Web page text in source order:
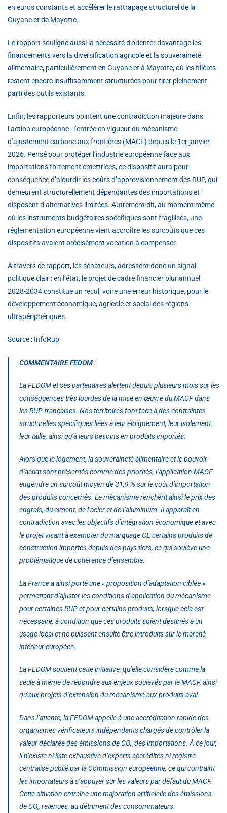
en euros constants et accélérer le rattrapage structurel de la
Guyane et de Mayotte.
Le rapport souligne aussi la nécessité d’orienter davantage les
financements vers la diversification agricole et la souveraineté
alimentaire, particulièrement en Guyane et à Mayotte, où les filières
restent encore insuffisamment structurées pour tirer pleinement
parti des outils existants.
Enfin, les rapporteurs pointent une contradiction majeure dans
l’action européenne : l’entrée en vigueur du mécanisme
d’ajustement carbone aux frontières (MACF) depuis le 1er janvier
2026. Pensé pour protéger l’industrie européenne face aux
importations fortement émettrices, ce dispositif aura pour
conséquence d’alourdir les coûts d’approvisionnement des RUP, qui
demeurent structurellement dépendantes des importations et
disposent d’alternatives limitées. Autrement dit, au moment même
où les instruments budgétaires spécifiques sont fragilisés, une
réglementation européenne vient accroître les surcoûts que ces
dispositifs avaient précisément vocation à compenser.
À travers ce rapport, les sénateurs, adressent donc un signal
politique clair : en l’état, le projet de cadre financier pluriannuel
2028-2034 constitue un recul, voire une erreur historique, pour le
développement économique, agricole et social des régions
ultrapériphériques.
Source : InfoRup
COMMENTAIRE FEDOM:
La FEDOM et ses partenaires alertent depuis plusieurs mois sur les
conséquences très lourdes de la mise en œuvre du MACF dans
les RUP françaises. Nos territoires font face à des contraintes
structurelles spécifiques liées à leur éloignement, leur isolement,
leur taille, ainsi qu’à leurs besoins en produits importés.
Alors que le logement, la souveraineté alimentaire et le pouvoir
d’achat sont présentés comme des priorités, l’application MACF
engendre un surcoût moyen de 31,9 % sur le coût d’importation
des produits concernés. Le mécanisme renchérit ainsi le prix des
engrais, du ciment, de l’acier et de l’aluminium. Il apparaît en
contradiction avec les objectifs d’intégration économique et avec
le projet visant à exempter du marquage CE certains produits de
construction importés depuis des pays tiers, ce qui soulève une
problématique de cohérence d’ensemble.
La France a ainsi porté une « proposition d’adaptation ciblée »
permettant d’ajuster les conditions d’application du mécanisme
pour certaines RUP et pour certains produits, lorsque cela est
nécessaire, à condition que ces produits soient destinés à un
usage local et ne puissent ensuite être introduits sur le marché
intérieur européen.
La FEDOM soutient cette initiative, qu’elle considère comme la
seule à même de répondre aux enjeux soulevés par le MACF, ainsi
qu’aux projets d’extension du mécanisme aux produits aval.
Dans l’attente, la FEDOM appelle à une accréditation rapide des
organismes vérificateurs indépendants chargés de contrôler la
valeur déclarée des émissions de CO₂ des importations. À ce jour,
il n’existe ni liste exhaustive d’experts accrédités ni registre
centralisé publié par la Commission européenne, ce qui contraint
les importateurs à s’appuyer sur les valeurs par défaut du MACF.
Cette situation entraîne une majoration artificielle des émissions
de CO₂ retenues, au détriment des consommateurs.